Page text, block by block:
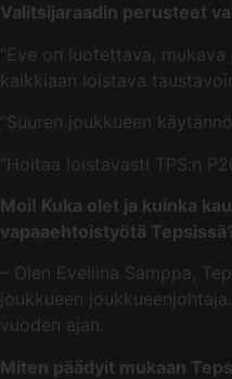
Valitsijaraadin perusteet
”Eve on luotettava,
kaikkiaan loistava
”Suuren joukkueen
”Hoitaa loistavasti TPS:n
Moi! Kuka olet ja kuinka
vapaaehtoistyötä
– Olen Eveliina Samppa,
joukkueen
vuoden ajan.
Miten päädyit mukaan